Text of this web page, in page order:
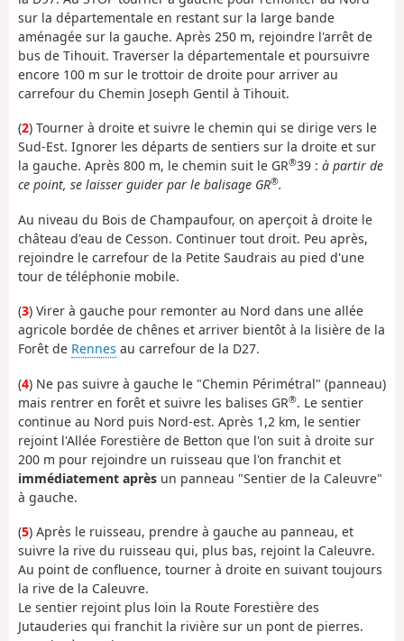
sur la départementale en restant sur la large bande
aménagée sur la gauche. Après 250 m, rejoindre l'arrêt de
bus de Tihouit. Traverser la départementale et poursuivre
encore 100 m sur le trottoir de droite pour arriver au
carrefour du Chemin Joseph Gentil à Tihouit.
(2) Tourner à droite et suivre le chemin qui se dirige vers le
Sud-Est. Ignorer les départs de sentiers sur la droite et sur
la gauche. Après 800 m, le chemin suit le GR®39 : à partir de
ce point, se laisser guider par le balisage GR®.
Au niveau du Bois de Champaufour, on aperçoit à droite le
château d'eau de Cesson. Continuer tout droit. Peu après,
rejoindre le carrefour de la Petite Saudrais au pied d'une
tour de téléphonie mobile.
(3) Virer à gauche pour remonter au Nord dans une allée
agricole bordée de chênes et arriver bientôt à la lisière de la
Forêt de Rennes au carrefour de la D27.
(4) Ne pas suivre à gauche le "Chemin Périmétral" (panneau)
mais rentrer en forêt et suivre les balises GR®. Le sentier
continue au Nord puis Nord-est. Après 1,2 km, le sentier
rejoint l'Allée Forestière de Betton que l'on suit à droite sur
200 m pour rejoindre un ruisseau que l'on franchit et
immédiatement après un panneau "Sentier de la Caleuvre"
à gauche.
(5) Après le ruisseau, prendre à gauche au panneau, et
suivre la rive du ruisseau qui, plus bas, rejoint la Caleuvre.
Au point de confluence, tourner à droite en suivant toujours
la rive de la Caleuvre.
Le sentier rejoint plus loin la Route Forestière des
Jutauderies qui franchit la rivière sur un pont de pierres.